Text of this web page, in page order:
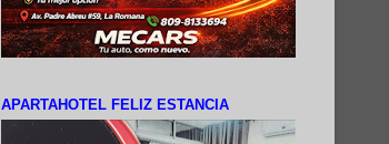
APARTAHOTEL FELIZ ESTANCIA